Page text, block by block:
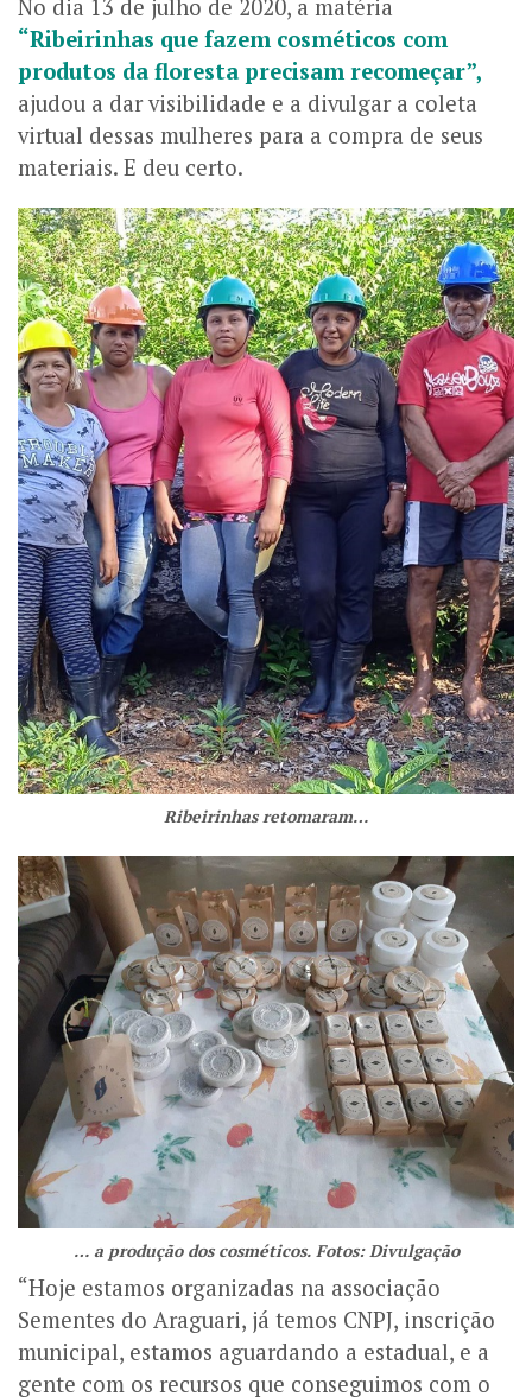
No dia 13 de julho de 2020, a matéria
“Ribeirinhas que fazem cosméticos com
produtos da floresta precisam recomeçar”,
ajudou a dar visibilidade e a divulgar a coleta
virtual dessas mulheres para a compra de seus
materiais. E deu certo.
Ribeirinhas retomaram…
… a produção dos cosméticos. Fotos: Divulgação
“Hoje estamos organizadas na associação
Sementes do Araguari, já temos CNPJ, inscrição
municipal, estamos aguardando a estadual, e a
gente com os recursos que conseguimos com o